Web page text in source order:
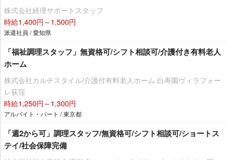
株式会社経理サポートスタッフ
時給1,400円～1,500円
派遣社員 / 愛知県
「福祉調理スタッフ」無資格可/シフト相談可/介護付き有料老人
ホーム
株式会社カルチスタイル/介護付有料老人ホーム 白寿園ヴィラフォー
レ荻窪
時給1,250円～1,300円
アルバイト・パート / 東京都
「週2から可」調理スタッフ/無資格可/シフト相談可/ショートス
テイ/社会保障完備